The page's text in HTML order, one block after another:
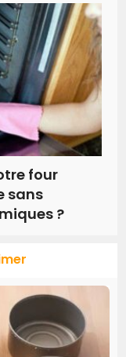
four
sans
?